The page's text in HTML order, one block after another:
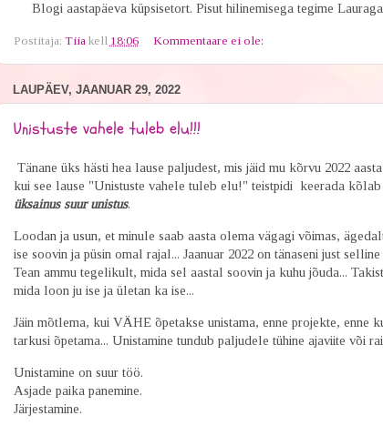
Blogi aastapäeva küpsisetort. Pisut hilinemisega tegime Lauraga
Postitaja: Tiia kell 18:06 Kommentaare ei ole:
LAUPÄEV, JAANUAR 29, 2022
Unistuste vahele tuleb elu!!!
Tänane üks hästi hea lause paljudest, mis jäid mu kõrvu 2022
kui see lause "Unistuste vahele tuleb elu!" teistpidi keerada
üksainus suur unistus.
Loodan ja usun, et minule saab aasta olema vägagi võimas,
ise soovin ja püsin omal rajal... Jaanuar 2022 on tänaseni just
Tean ammu tegelikult, mida sel aastal soovin ja kuhu jõuda...
mida loon ju ise ja ületan ka ise...
Jäin mõtlema, kui VÄHE õpetakse unistama, enne projekte, enne
tarkusi õpetama... Unistamine tundub paljudele tühine ajaviite või
Unistamine on suur töö.
Asjade paika panemine.
Järjestamine.